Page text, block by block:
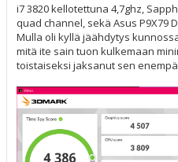
i7 3820 kellotettuna 4,7ghz,
quad channel, sekä Asus P9X79
Mulla oli kyllä jäähdytys
mitä ite sain tuon kulkemaan
toistaiseksi jaksanut sen